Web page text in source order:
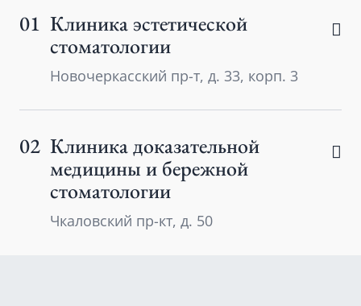
01 Клиника эстетической
стоматологии
Новочеркасский пр-т, д. 33, корп. 3
02 Клиника доказательной
медицины и бережной
стоматологии
Чкаловский пр-кт, д. 50